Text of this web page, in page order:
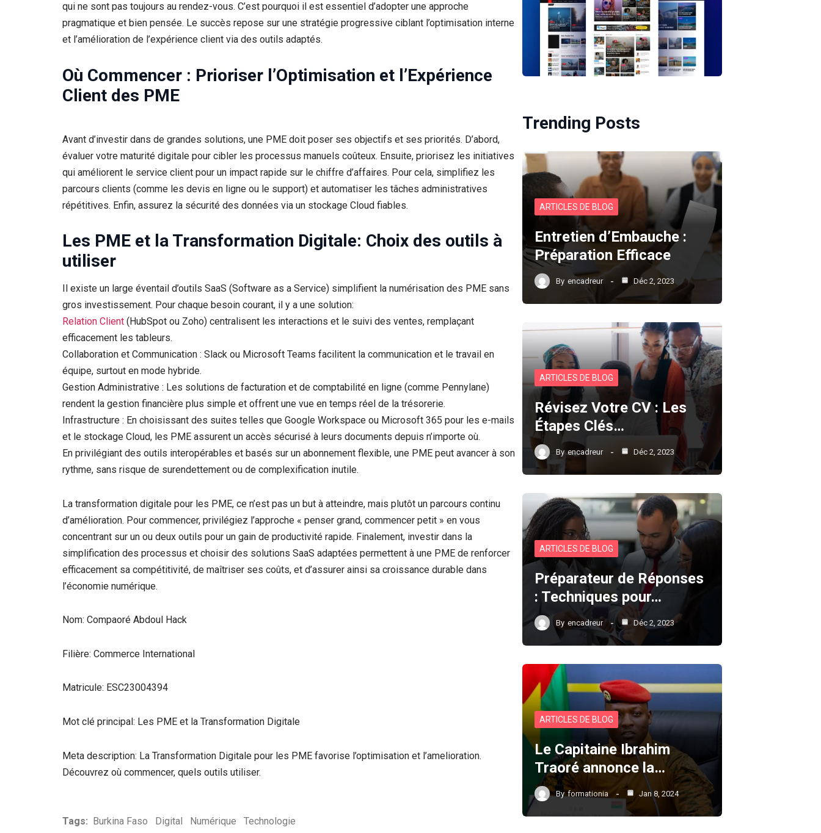
qui ne sont pas toujours au rendez-vous. C’est pourquoi il est essentiel d’adopter une approche
pragmatique et bien pensée. Le succès repose sur une stratégie progressive ciblant l’optimisation interne
et l’amélioration de l’expérience client via des outils adaptés.
Où Commencer : Prioriser l’Optimisation et l’Expérience
Client des PME
Avant d’investir dans de grandes solutions, une PME doit poser ses objectifs et ses priorités. D’abord,
évaluer votre maturité digitale pour cibler les processus manuels coûteux. Ensuite, priorisez les initiatives
qui améliorent le service client pour un impact rapide sur le chiffre d’affaires. Pour cela, simplifiez les
parcours clients (comme les devis en ligne ou le support) et automatiser les tâches administratives
répétitives. Enfin, assurez la sécurité des données via un stockage Cloud fiables.
Les PME et la Transformation Digitale: Choix des outils à
utiliser
Il existe un large éventail d’outils SaaS (Software as a Service) simplifient la numérisation des PME sans
gros investissement. Pour chaque besoin courant, il y a une solution:
Relation Client (HubSpot ou Zoho) centralisent les interactions et le suivi des ventes, remplaçant
efficacement les tableurs.
Collaboration et Communication : Slack ou Microsoft Teams facilitent la communication et le travail en
équipe, surtout en mode hybride.
Gestion Administrative : Les solutions de facturation et de comptabilité en ligne (comme Pennylane)
rendent la gestion financière plus simple et offrent une vue en temps réel de la trésorerie.
Infrastructure : En choisissant des suites telles que Google Workspace ou Microsoft 365 pour les e-mails
et le stockage Cloud, les PME assurent un accès sécurisé à leurs documents depuis n’importe où.
En privilégiant des outils interopérables et basés sur un abonnement flexible, une PME peut avancer à son
rythme, sans risque de surendettement ou de complexification inutile.
La transformation digitale pour les PME, ce n’est pas un but à atteindre, mais plutôt un parcours continu
d’amélioration. Pour commencer, privilégiez l’approche « penser grand, commencer petit » en vous
concentrant sur un ou deux outils pour un gain de productivité rapide. Finalement, investir dans la
simplification des processus et choisir des solutions SaaS adaptées permettent à une PME de renforcer
efficacement sa compétitivité, de maîtriser ses coûts, et d’assurer ainsi sa croissance durable dans
l’économie numérique.
Nom: Compaoré Abdoul Hack
Filière: Commerce International
Matricule: ESC23004394
Mot clé principal: Les PME et la Transformation Digitale
Meta description: La Transformation Digitale pour les PME favorise l’optimisation et l’amelioration.
Découvrez où commencer, quels outils utiliser.
Tags: Burkina Faso Digital Numérique Technologie
Trending Posts
ARTICLES DE BLOG
Entretien d’Embauche :
Préparation Efficace
By encadreur Déc 2, 2023
ARTICLES DE BLOG
Révisez Votre CV : Les
Étapes Clés…
By encadreur Déc 2, 2023
ARTICLES DE BLOG
Préparateur de Réponses
: Techniques pour…
By encadreur Déc 2, 2023
ARTICLES DE BLOG
Le Capitaine Ibrahim
Traoré annonce la…
By formationia Jan 8, 2024